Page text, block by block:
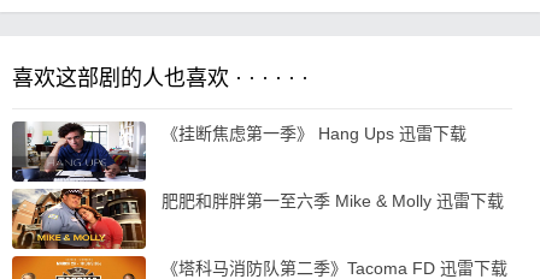
喜欢这部剧的人也喜欢 · · · · · ·
《挂断焦虑第一季》 Hang Ups 迅雷下载
肥肥和胖胖第一至六季 Mike & Molly 迅雷下载
《塔科马消防队第二季》Tacoma FD 迅雷下载